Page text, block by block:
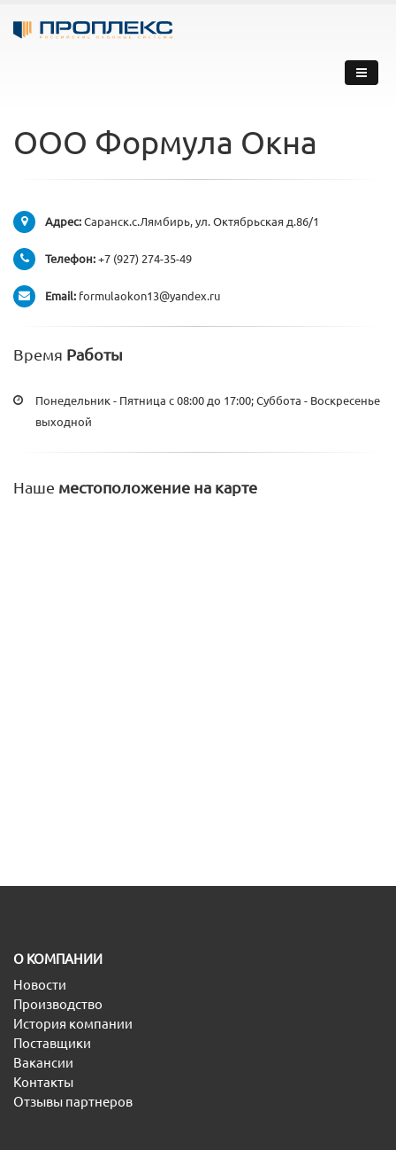
ООО Формула Окна
Адрес: Саранск.с.Лямбирь, ул. Октябрьская д.86/1
Телефон: +7 (927) 274-35-49
Email: formulaokon13@yandex.ru
Время Работы
Понедельник - Пятница с 08:00 до 17:00; Суббота - Воскресенье
выходной
Наше местоположение на карте
O КОМПАНИИ
Новости
Производство
История компании
Поставщики
Вакансии
Контакты
Отзывы партнеров